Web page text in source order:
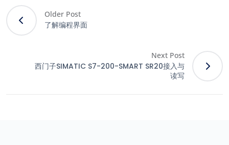
Older Post
了解编程界面
Next Post
西门子SIMATIC S7-200-SMART SR20接入与
读写